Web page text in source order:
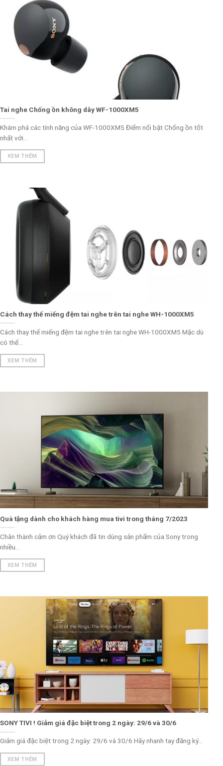
Tai nghe Chống ồn không dây WF-1000XM5
Khám phá các tính năng của WF-1000XM5 Điểm nổi bật Chống ồn tốt
nhất với...
XEM THÊM
Cách thay thế miếng đệm tai nghe trên tai nghe WH-1000XM5
Cách thay thế miếng đệm tai nghe trên tai nghe WH-1000XM5 Mặc dù
có thể...
XEM THÊM
Quà tặng dành cho khách hàng mua tivi trong tháng 7/2023
Chân thành cảm ơn Quý khách đã tin dùng sản phẩm của Sony trong
nhiều...
XEM THÊM
SONY TIVI ! Giảm giá đặc biệt trong 2 ngày: 29/6 và 30/6
Giảm giá đặc biệt trong 2 ngày: 29/6 và 30/6 Hãy nhanh tay đăng ký...
XEM THÊM